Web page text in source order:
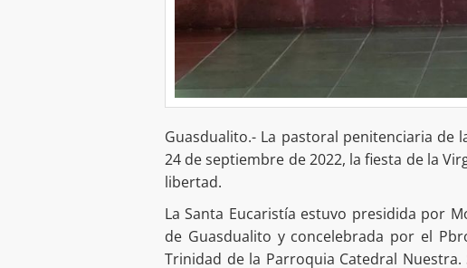
Guasdualito.- La pastoral penitenciaria de
24 de septiembre de 2022, la fiesta de la
libertad.
La Santa Eucaristía estuvo presidida por
de Guasdualito y concelebrada por el
Trinidad de la Parroquia Catedral